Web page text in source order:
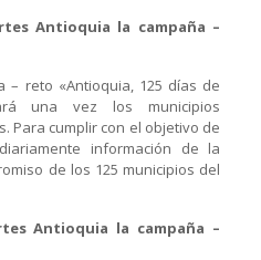
Antioquia la campaña –
– reto «Antioquia, 125 días de
una vez los municipios
Para cumplir con el objetivo de
información de la
de los 125 municipios del
Antioquia la campaña –